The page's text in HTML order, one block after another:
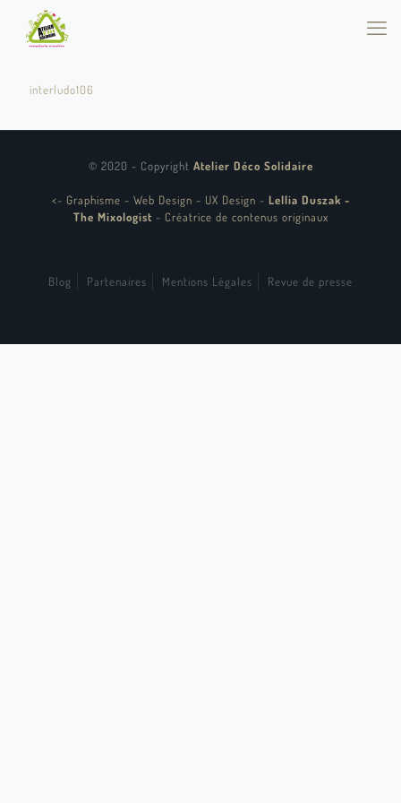
interludo106
© 2020 - Copyright Atelier Déco Solidaire
<- Graphisme - Web Design - UX Design - Lellia Duszak -
The Mixologist - Créatrice de contenus originaux
Blog Partenaires Mentions Légales Revue de presse